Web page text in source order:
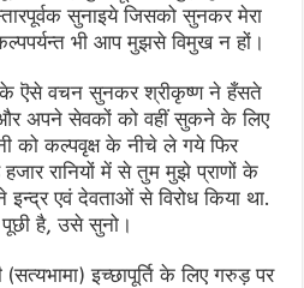
सुनाइये जिसको सुनकर मेरा
भी आप मुझसे विमुख न हों।
ऎसे वचन सुनकर श्रीकृष्ण ने हँसते
और अपने सेवकों को वहीं सुकने के लिए
को कल्पवृक्ष के नीचे ले गये फिर
रानियों में से तुम मुझे प्राणों के
इन्द्र एवं देवताओं से विरोध किया था.
है, उसे सुनो।
इच्छापूर्ति के लिए गरुड़ पर